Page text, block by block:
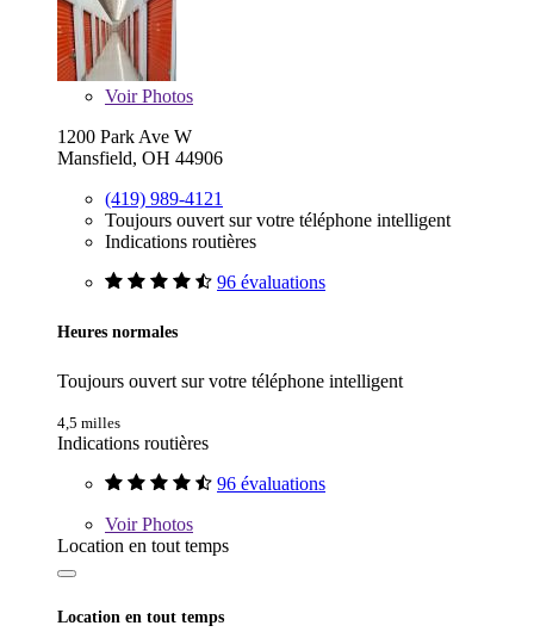
VoirPhotos
1200 Park Ave W
Mansfield, OH 44906
(419) 989-4121
Toujours ouvert sur votre téléphone intelligent
Indications routières
96 évaluations
Heures normales
Toujours ouvert sur votre téléphone intelligent
4,5 milles
Indications routières
96 évaluations
VoirPhotos
Location en tout temps
Location en tout temps